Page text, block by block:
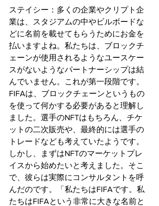
ステイシー：多くの企業やクリプト企
業は、スタジアムの中やビルボードな
どに名前を載せてもらうためにお金を
払いますよね。私たちは、ブロックチ
ェーンが使用されるようなユースケー
スがないようなパートナーシップは結
んでいません。これが第一段階です。
FIFAは、ブロックチェーンというもの
を使って何かする必要があると理解し
ました。選手のNFTはもちろん、チケ
ットの二次販売や、最終的には選手の
トレードなども考えていたようです。
しかし、まずはNFTのマーケットプレ
イスから始めたいと考えました。そこ
で、彼らは実際にコンサルタントを呼
んだのです。「私たちはFIFAです。私
たちはFIFAという非常に大きな名前と